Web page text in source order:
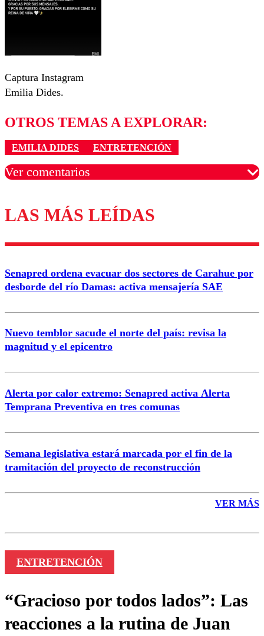
Captura Instagram
Emilia Dides.
OTROS TEMAS A EXPLORAR:
EMILIA DIDES ENTRETENCIÓN
Ver comentarios
Los comentarios son moderados para garantizar un
diálogo respetuoso.
Correo
LAS MÁS LEÍDAS
Senapred ordena evacuar dos sectores de Carahue por
desborde del río Damas: activa mensajería SAE
Nuevo temblor sacude el norte del país: revisa la
magnitud y el epicentro
Alerta por calor extremo: Senapred activa Alerta
Temprana Preventiva en tres comunas
Semana legislativa estará marcada por el fin de la
tramitación del proyecto de reconstrucción
VER MÁS
ENTRETENCIÓN
“Gracioso por todos lados”: Las
reacciones a la rutina de Juan